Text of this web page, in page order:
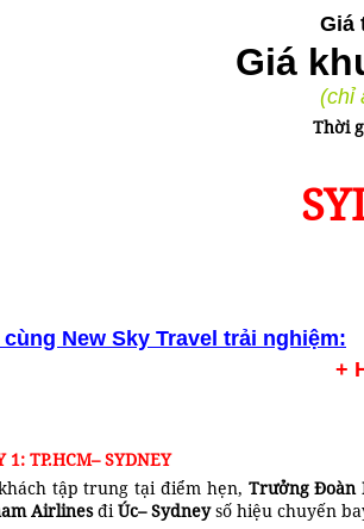
Giá
Giá
(chỉ
Thời
cùng New Sky Travel trải nghiệm:
+
1: TP.HCM– SYDNEY
tập trung tại điểm hẹn, Trưởng Đoàn
AirlinesđiÚc– Sydneysố hiệu chuyến